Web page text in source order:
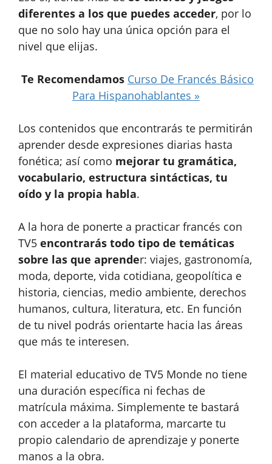
diferentes a los que puedes acceder, por lo
que no solo hay una única opción para el
nivel que elijas.
Te Recomendamos Curso De Francés Básico
Para Hispanohablantes »
Los contenidos que encontrarás te permitirán
aprender desde expresiones diarias hasta
fonética; así como mejorar tu gramática,
vocabulario, estructura sintácticas, tu
oído y la propia habla.
A la hora de ponerte a practicar francés con
TV5 encontrarás todo tipo de temáticas
sobre las que aprender: viajes, gastronomía,
moda, deporte, vida cotidiana, geopolítica e
historia, ciencias, medio ambiente, derechos
humanos, cultura, literatura, etc. En función
de tu nivel podrás orientarte hacia las áreas
que más te interesen.
El material educativo de TV5 Monde no tiene
una duración específica ni fechas de
matrícula máxima. Simplemente te bastará
con acceder a la plataforma, marcarte tu
propio calendario de aprendizaje y ponerte
manos a la obra.